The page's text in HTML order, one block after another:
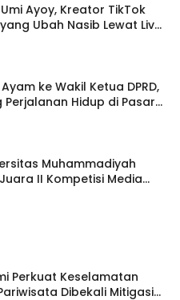
Ayoy, Kreator TikTok
Ubah Nasib Lewat Live
ke Wakil Ketua DPRD,
Perjalanan Hidup di Pasar
Muhammadiyah
II Kompetisi Media
Tingkat Internasional
Perkuat Keselamatan
Dibekali Mitigasi